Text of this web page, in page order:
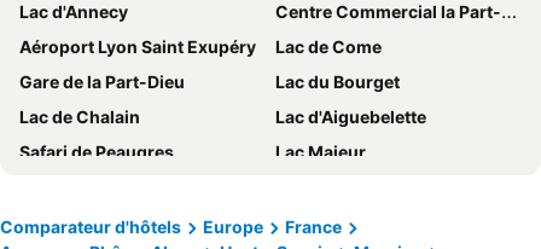
La Ferme Du Lac
Chalet-Hôtel Neige et Roc, The Originals Relais
Le Morillon Hôtels-Chalets de Tradition
Hôtel Les Côtes, Résidence Loisirs et Chalets
Fleur De Neige Châtel
Hôtel Edelweiss
Hotel Suisse
Hotel Du Lac
Loc'Hotel Alpen Sports
Hôtel National Resort & Spa
Les Cornettes
Hotel Igloo
Lac d'Annecy
Centre Commercial la Part-Dieu
Aéroport Lyon Saint Exupéry
Lac de Come
Gare de la Part-Dieu
Lac du Bourget
Lac de Chalain
Lac d'Aiguebelette
Safari de Peaugres
Lac Majeur
Gare Lyon Perrache
Walibi Rhône-Alpes
Comparateur d'hôtels Europe
France